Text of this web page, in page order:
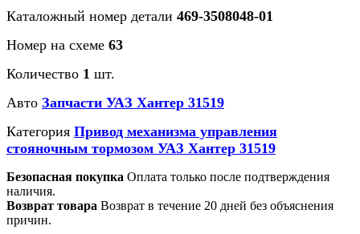
Каталожный номер детали 469-3508048-01
Номер на схеме 63
Количество 1 шт.
Авто Запчасти УАЗ Хантер 31519
Категория Привод механизма управления
стояночным тормозом УАЗ Хантер 31519
Безопасная покупка Оплата только после подтверждения
наличия.
Возврат товара Возврат в течение 20 дней без объяснения
причин.